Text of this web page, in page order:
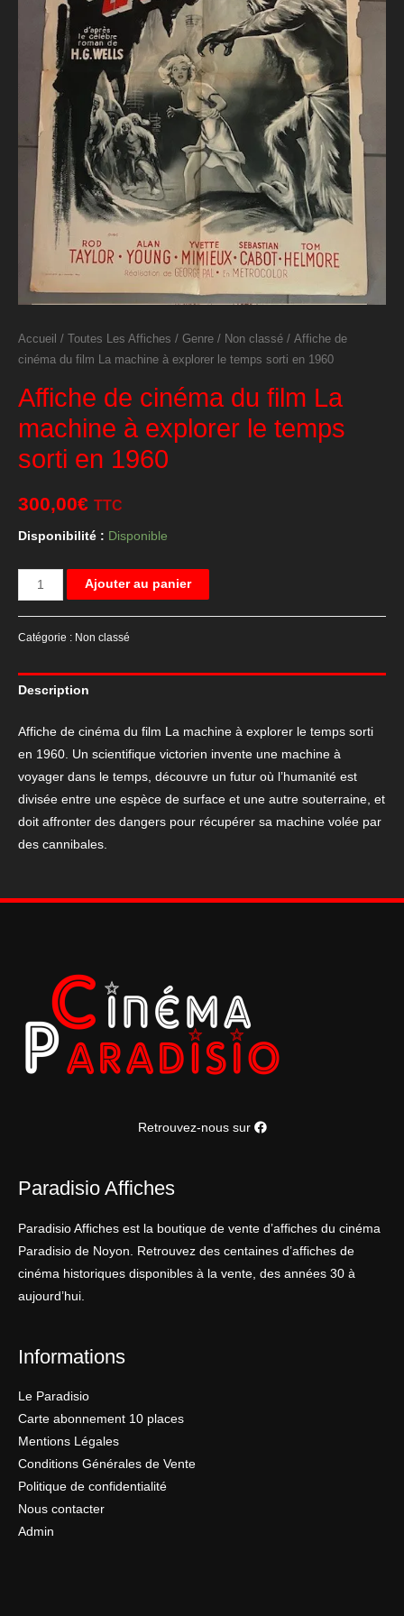
Accueil / Toutes Les Affiches / Genre / Non classé / Affiche de
cinéma du film La machine à explorer le temps sorti en 1960
Affiche de cinéma du film La
machine à explorer le temps
sorti en 1960
300,00€ TTC
Disponibilité : Disponible
quantité
de
cinéma
du
La
machine
à
explorer
le
temps
en
Ajouter au panier
Catégorie : Non classé
Description
Affiche de cinéma du film La machine à explorer le temps sorti
en 1960. Un scientifique victorien invente une machine à
voyager dans le temps, découvre un futur où l’humanité est
divisée entre une espèce de surface et une autre souterraine, et
doit affronter des dangers pour récupérer sa machine volée par
des cannibales.
Retrouvez-nous sur
Paradisio Affiches
Paradisio Affiches est la boutique de vente d’affiches du cinéma
Paradisio de Noyon. Retrouvez des centaines d’affiches de
cinéma historiques disponibles à la vente, des années 30 à
aujourd’hui.
Informations
Le Paradisio
Carte abonnement 10 places
Mentions Légales
Conditions Générales de Vente
Politique de confidentialité
Nous contacter
Admin